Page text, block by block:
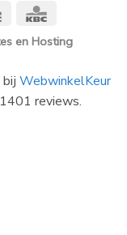
CBC
en Hosting
WebwinkelKeur
reviews.